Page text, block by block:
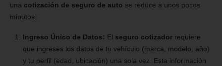
una cotización de seguro de auto se reduce a unos pocos
minutos:
Ingreso Único de Datos: El seguro cotizadorrequiere
que ingreses los datos de tu vehículo (marca, modelo, año)
y tu perfil (edad, ubicación) una sola vez. Esta información